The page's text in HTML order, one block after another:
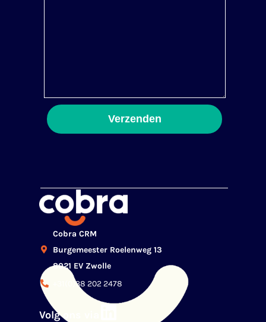
Cobra CRM
Burgemeester Roelenweg 13
8021 EV Zwolle
+31(0)38 202 2478
Volg ons via